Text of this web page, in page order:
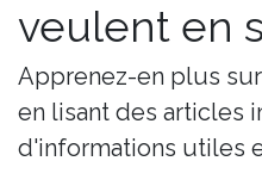
veulent en
Apprenez-en plus
en lisant des articles
d'informations utiles